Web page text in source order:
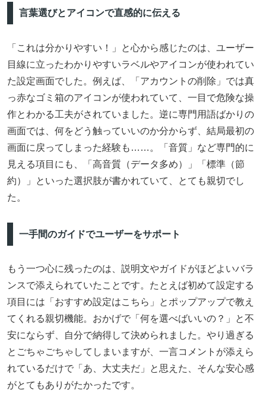
言葉選びとアイコンで直感的に伝える
「これは分かりやすい！」と心から感じたのは、ユーザー
目線に立ったわかりやすいラベルやアイコンが使われてい
た設定画面でした。例えば、「アカウントの削除」では真
っ赤なゴミ箱のアイコンが使われていて、一目で危険な操
作とわかる工夫がされていました。逆に専門用語ばかりの
画面では、何をどう触っていいのか分からず、結局最初の
画面に戻ってしまった経験も……。「音質」など専門的に
見える項目にも、「高音質（データ多め）」「標準（節
約）」といった選択肢が書かれていて、とても親切でし
た。
一手間のガイドでユーザーをサポート
もう一つ心に残ったのは、説明文やガイドがほどよいバラ
ンスで添えられていたことです。たとえば初めて設定する
項目には「おすすめ設定はこちら」とポップアップで教え
てくれる親切機能。おかげで「何を選べばいいの？」と不
安にならず、自分で納得して決められました。やり過ぎる
とごちゃごちゃしてしまいますが、一言コメントが添えら
れているだけで「あ、大丈夫だ」と思えた、そんな安心感
がとてもありがたかったです。